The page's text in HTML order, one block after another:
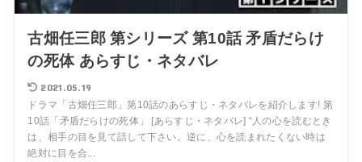
古畑任三郎 第シリーズ 第10話 矛盾だらけ
の死体 あらすじ・ネタバレ
2021.05.19
ドラマ「古畑任三郎」第10話のあらすじ・ネタバレを紹介します! 第
10話「矛盾だらけの死体」 [あらすじ・ネタバレ] “人の心を読むとき
は、相手の目を見て話して下さい。逆に、心を読まれたくない時は
絶対に目を合...